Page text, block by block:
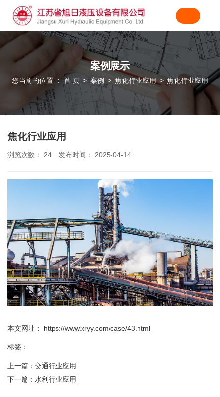
案例展示
您当前的位置 ： 首 页 >案例 > 焦化行业应用 > 焦化行业应用
焦化行业应用
浏览次数： 24 发布时间： 2025-04-14
本文网址： https://www.xryy.com/case/43.html
标签：
上一篇： 交通行业应用
下一篇： 水利行业应用